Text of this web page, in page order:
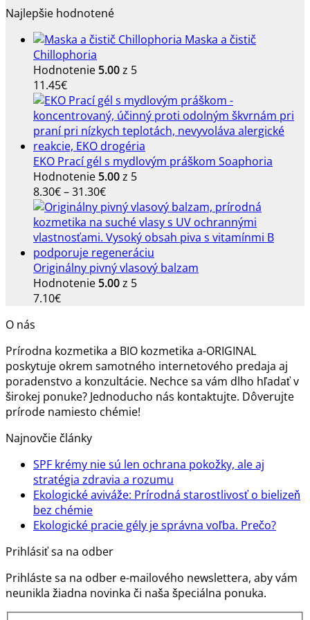
bola:
15.50€.
je:
14.85€.
Najlepšie hodnotené
Maska a čistič
Chillophoria
Hodnotenie 5.00z 5
11.45€
EKO Prací gél s mydlovým práškom Soaphoria
Hodnotenie 5.00z 5
8.30€–31.30€Price
range:
8.30€
through
31.30€
Originálny pivný vlasový balzam
Hodnotenie 5.00z 5
7.10€
O nás
Prírodna kozmetika a BIO kozmetika a-ORIGINAL
poskytuje okrem samotného internetového predaja aj
poradenstvo a konzultácie. Nechce sa vám dlho hľadať v
širokej ponuke? Jednoducho nás kontaktujte. Dôverujte
prírode namiesto chémie!
Najnovčie články
SPF krémy nie sú len ochrana pokožky, ale aj
stratégia zdravia a rozumu
komentáre
SPF
len
ochrana
pokožky,
Ekologické aviváže: Prírodná starostlivosť o bielizeň
bez chémieŽiadne
komentáre
Ekologické
aviváže:
Prírodná
starostlivosť
o
Ekologické pracie gély je správna voľba. Prečo?
pracie
je
Prihlásiť sa na odber
Prihláste sa na odber e-mailového newslettera, aby vám
neunikla žiadna novinka či naša špeciálna ponuka.